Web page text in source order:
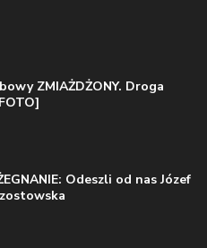
ZMIAŻDŻONY. Droga
Odeszli od nas Józef